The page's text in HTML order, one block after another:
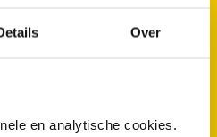
Over
en analytische cookies.
ook voor het reinigen,
op terugkerende verstoppingen